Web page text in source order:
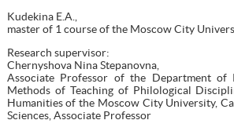
Kudekina E.A.,
master of 1 course of the Moscow City
Research supervisor:
Chernyshova Nina Stepanovna,
Associate Professor of the Department of
Methods of Teaching of Philological
Humanities of the Moscow City University,
Sciences, Associate Professor